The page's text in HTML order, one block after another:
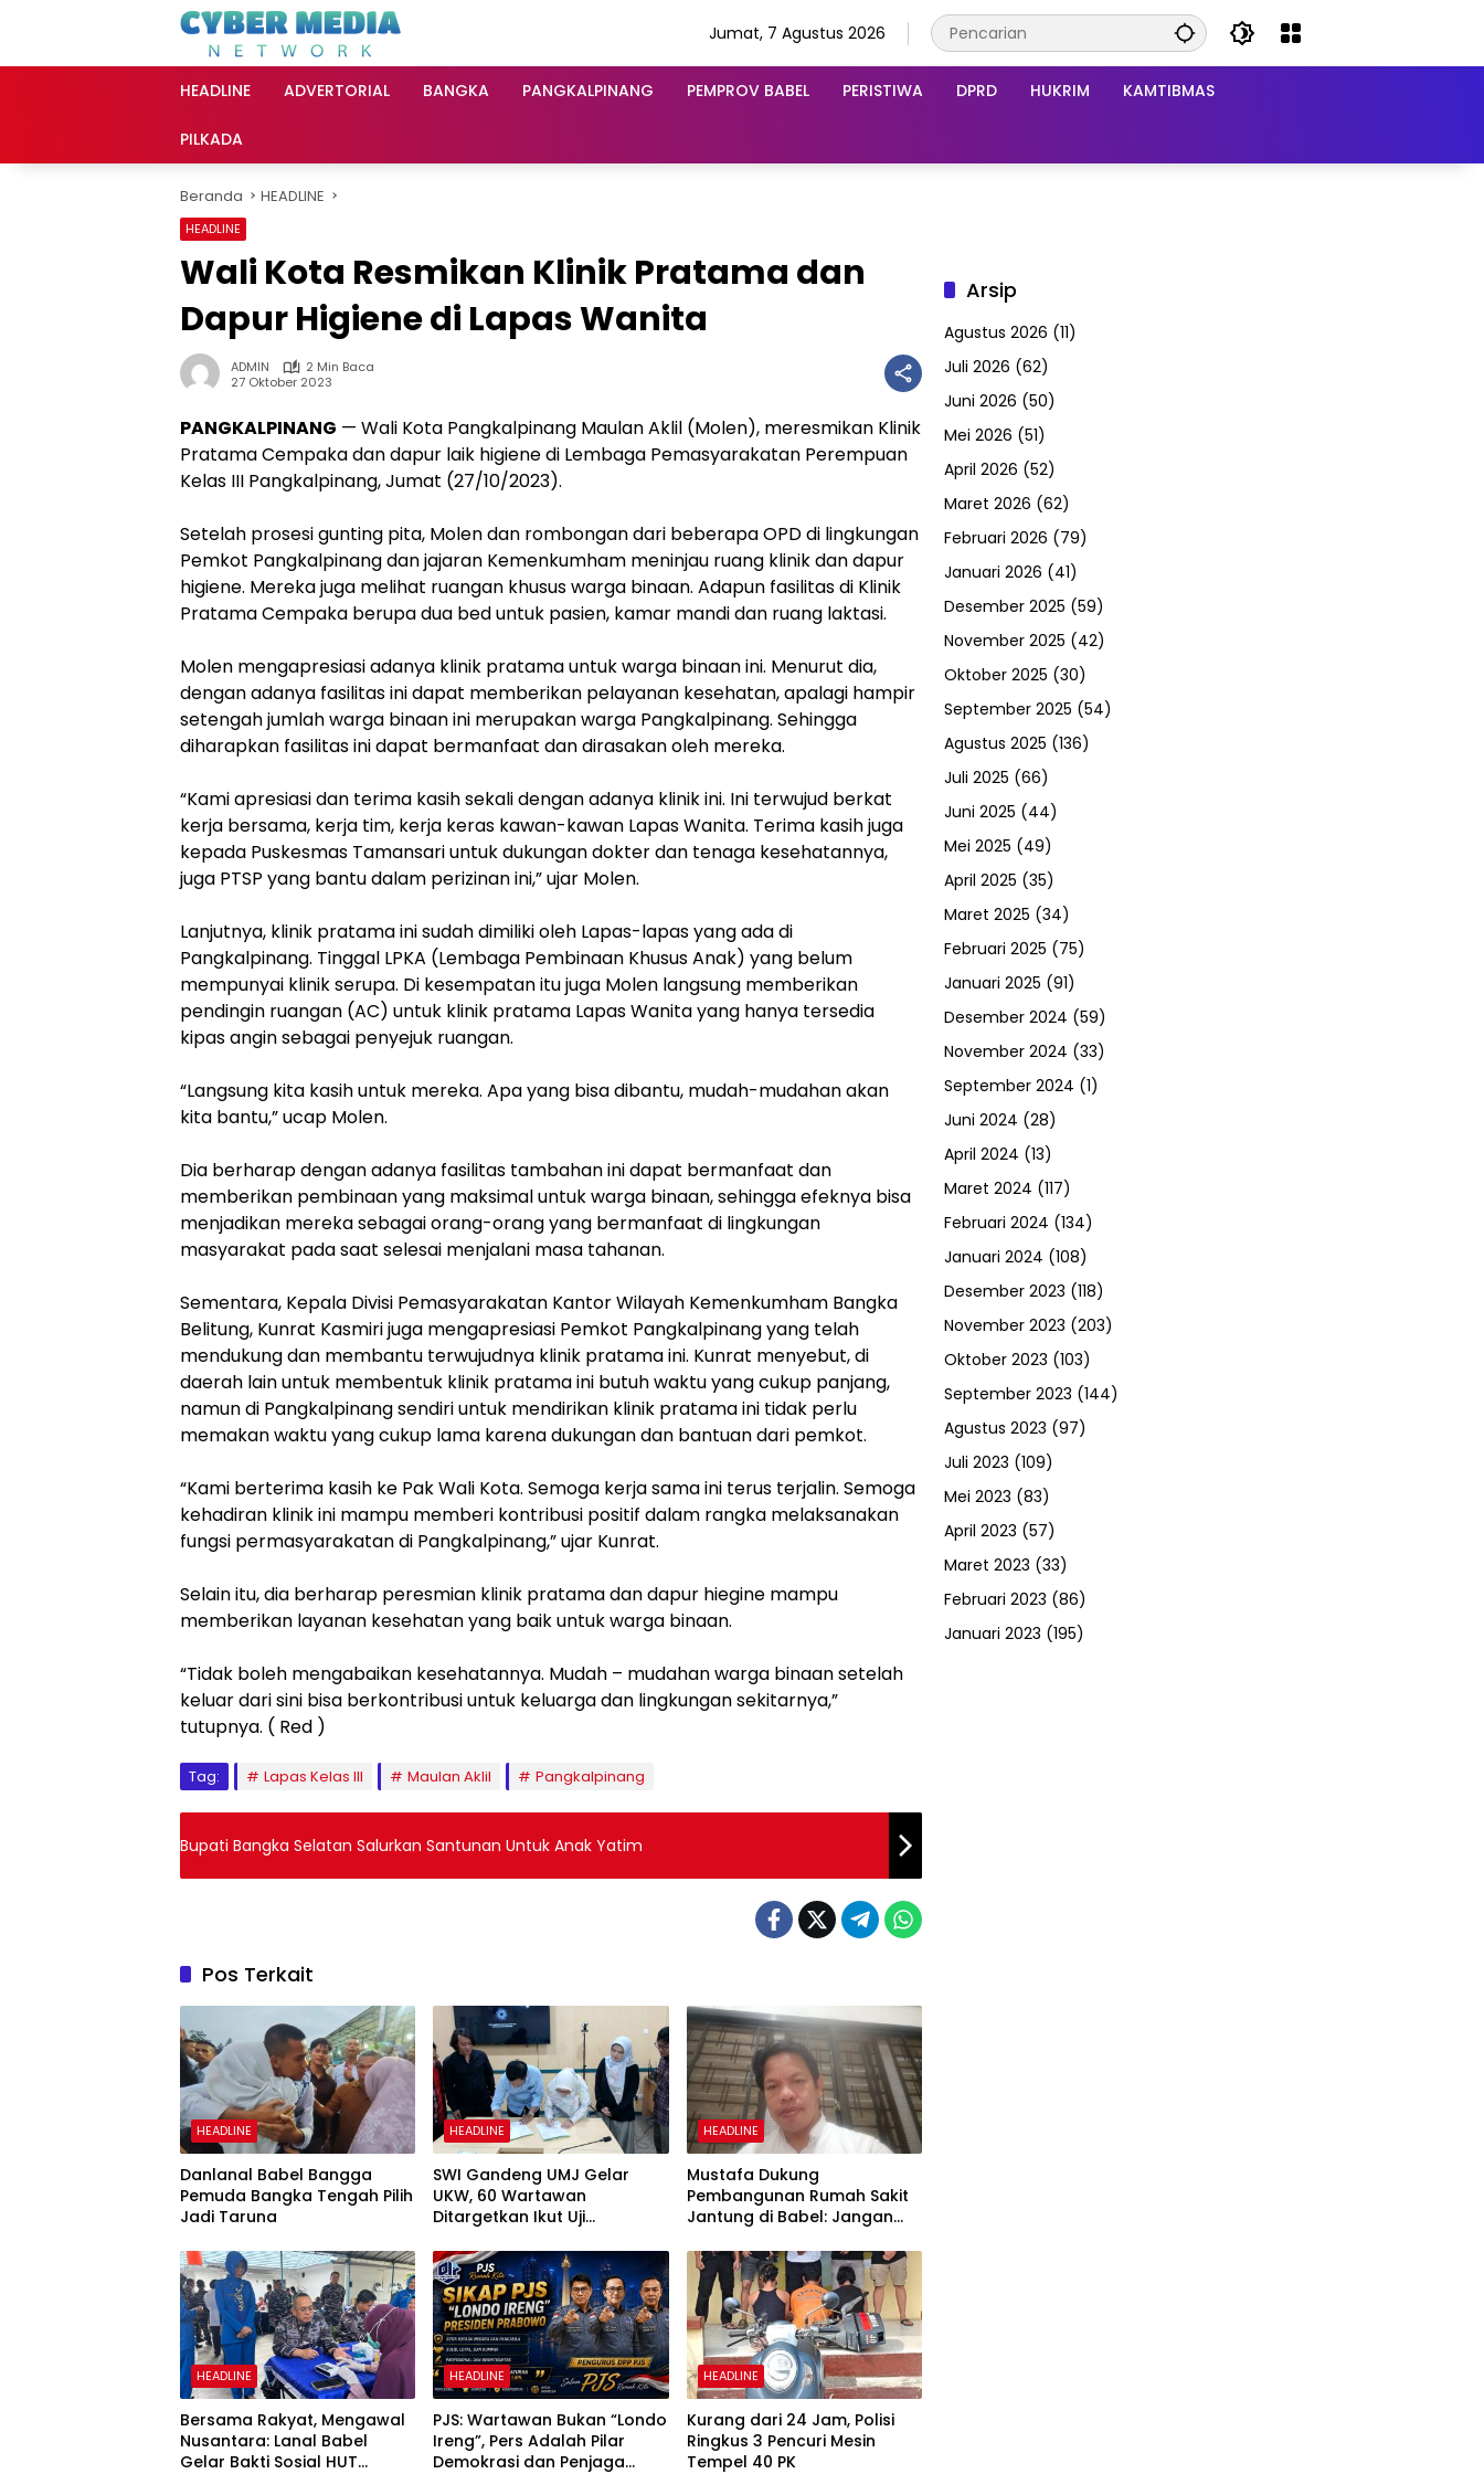
Jumat, 7 Agustus 2026
HEADLINE ADVERTORIAL BANGKA PANGKALPINANG PEMPROV BABEL PERISTIWA DPRD HUKRIM KAMTIBMAS
PILKADA
Beranda HEADLINE
HEADLINE
Wali Kota Resmikan Klinik Pratama dan
Dapur Higiene di Lapas Wanita
ADMIN
2 Min Baca
27 Oktober 2023
PANGKALPINANG — Wali Kota Pangkalpinang Maulan Aklil (Molen), meresmikan Klinik
Pratama Cempaka dan dapur laik higiene di Lembaga Pemasyarakatan Perempuan
Kelas III Pangkalpinang, Jumat (27/10/2023).
Setelah prosesi gunting pita, Molen dan rombongan dari beberapa OPD di lingkungan
Pemkot Pangkalpinang dan jajaran Kemenkumham meninjau ruang klinik dan dapur
higiene. Mereka juga melihat ruangan khusus warga binaan. Adapun fasilitas di Klinik
Pratama Cempaka berupa dua bed untuk pasien, kamar mandi dan ruang laktasi.
Molen mengapresiasi adanya klinik pratama untuk warga binaan ini. Menurut dia,
dengan adanya fasilitas ini dapat memberikan pelayanan kesehatan, apalagi hampir
setengah jumlah warga binaan ini merupakan warga Pangkalpinang. Sehingga
diharapkan fasilitas ini dapat bermanfaat dan dirasakan oleh mereka.
“Kami apresiasi dan terima kasih sekali dengan adanya klinik ini. Ini terwujud berkat
kerja bersama, kerja tim, kerja keras kawan-kawan Lapas Wanita. Terima kasih juga
kepada Puskesmas Tamansari untuk dukungan dokter dan tenaga kesehatannya,
juga PTSP yang bantu dalam perizinan ini,” ujar Molen.
Lanjutnya, klinik pratama ini sudah dimiliki oleh Lapas-lapas yang ada di
Pangkalpinang. Tinggal LPKA (Lembaga Pembinaan Khusus Anak) yang belum
mempunyai klinik serupa. Di kesempatan itu juga Molen langsung memberikan
pendingin ruangan (AC) untuk klinik pratama Lapas Wanita yang hanya tersedia
kipas angin sebagai penyejuk ruangan.
“Langsung kita kasih untuk mereka. Apa yang bisa dibantu, mudah-mudahan akan
kita bantu,” ucap Molen.
Dia berharap dengan adanya fasilitas tambahan ini dapat bermanfaat dan
memberikan pembinaan yang maksimal untuk warga binaan, sehingga efeknya bisa
menjadikan mereka sebagai orang-orang yang bermanfaat di lingkungan
masyarakat pada saat selesai menjalani masa tahanan.
Sementara, Kepala Divisi Pemasyarakatan Kantor Wilayah Kemenkumham Bangka
Belitung, Kunrat Kasmiri juga mengapresiasi Pemkot Pangkalpinang yang telah
mendukung dan membantu terwujudnya klinik pratama ini. Kunrat menyebut, di
daerah lain untuk membentuk klinik pratama ini butuh waktu yang cukup panjang,
namun di Pangkalpinang sendiri untuk mendirikan klinik pratama ini tidak perlu
memakan waktu yang cukup lama karena dukungan dan bantuan dari pemkot.
“Kami berterima kasih ke Pak Wali Kota. Semoga kerja sama ini terus terjalin. Semoga
kehadiran klinik ini mampu memberi kontribusi positif dalam rangka melaksanakan
fungsi permasyarakatan di Pangkalpinang,” ujar Kunrat.
Selain itu, dia berharap peresmian klinik pratama dan dapur hiegine mampu
memberikan layanan kesehatan yang baik untuk warga binaan.
“Tidak boleh mengabaikan kesehatannya. Mudah – mudahan warga binaan setelah
keluar dari sini bisa berkontribusi untuk keluarga dan lingkungan sekitarnya,”
tutupnya. ( Red )
Tag: Lapas Kelas III Maulan Aklil Pangkalpinang
Bupati Bangka Selatan Salurkan Santunan Untuk Anak Yatim
Pos Terkait
HEADLINE
Danlanal Babel Bangga
Pemuda Bangka Tengah Pilih
Jadi Taruna
HEADLINE
SWI Gandeng UMJ Gelar
UKW, 60 Wartawan
Ditargetkan Ikut Uji
HEADLINE
Mustafa Dukung
Pembangunan Rumah Sakit
Jantung di Babel: Jangan
Daerah
HEADLINE
Bersama Rakyat, Mengawal
Nusantara: Lanal Babel
Gelar Bakti Sosial HUT
HEADLINE
PJS: Wartawan Bukan “Londo
Ireng”, Pers Adalah Pilar
Demokrasi dan Penjaga
HEADLINE
Kurang dari 24 Jam, Polisi
Ringkus 3 Pencuri Mesin
Tempel 40 PK
Arsip
Agustus 2026 (11)
Juli 2026 (62)
Juni 2026 (50)
Mei 2026 (51)
April 2026 (52)
Maret 2026 (62)
Februari 2026 (79)
Januari 2026 (41)
Desember 2025 (59)
November 2025 (42)
Oktober 2025 (30)
September 2025 (54)
Agustus 2025 (136)
Juli 2025 (66)
Juni 2025 (44)
Mei 2025 (49)
April 2025 (35)
Maret 2025 (34)
Februari 2025 (75)
Januari 2025 (91)
Desember 2024 (59)
November 2024 (33)
September 2024 (1)
Juni 2024 (28)
April 2024 (13)
Maret 2024 (117)
Februari 2024 (134)
Januari 2024 (108)
Desember 2023 (118)
November 2023 (203)
Oktober 2023 (103)
September 2023 (144)
Agustus 2023 (97)
Juli 2023 (109)
Mei 2023 (83)
April 2023 (57)
Maret 2023 (33)
Februari 2023 (86)
Januari 2023 (195)